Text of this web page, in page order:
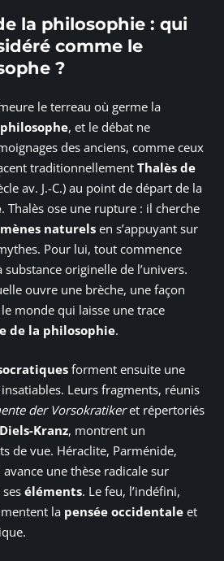
la philosophie : qui
comme le
?
le terreau où germe la
, et le débat ne
des anciens, comme ceux
traditionnellement Thalès de
av. J.-C.) au point de départ de la
. Thalès ose une rupture : il cherche
naturels en s’appuyant sur
Pour lui, tout commence
substance originelle de l’univers.
ouvre une brèche, une façon
monde qui laisse une trace
de la philosophie.
forment ensuite une
Leurs fragments, réunis
der Vorsokratikeret répertoriés
Kranz, montrent un
de vue. Héraclite, Parménide,
une thèse radicale sur
éléments. Le feu, l’indéfini,
la pensée occidentale et